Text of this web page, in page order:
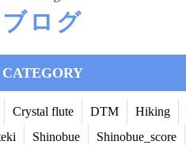
ブログ
CATEGORY
Crystal flute DTM Hiking
Shinobue Shinobue_score